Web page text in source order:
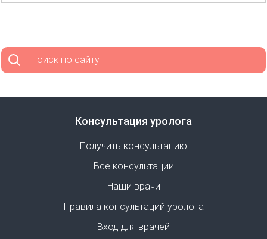
Поиск по сайту
Консультация уролога
Получить консультацию
Все консультации
Наши врачи
Правила консультаций уролога
Вход для врачей